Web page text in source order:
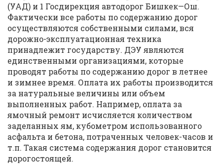
(УАД) и 1 Госдирекция автодорог Бишкек—Ош.
Фактически все работы по содержанию дорог
осуществляются собственными силами, вся
дорожно-эксплуатационная техника
принадлежит государству. ДЭУ являются
единственными организациями, которые
проводят работы по содержанию дорог в летнее
и зимнее время. Оплата их работы производится
за натуральные величины или объем
выполненных работ. Например, оплата за
ямочный ремонт исчисляется количеством
заделанных ям, кубометром использованного
асфальта и бетона, потраченных человек-часов и
т.п. Такая система содержания дорог становится
дорогостоящей.